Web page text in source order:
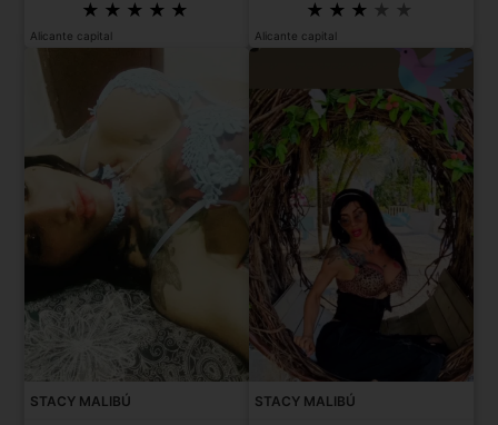
Alicante capital Alicante capital
STACY MALIBÚ STACY MALIBÚ